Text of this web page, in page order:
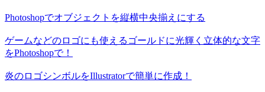
Photoshopでオブジェクトを縦横中央揃えにする
ゲームなどのロゴにも使えるゴールドに光輝く立体的な文字
をPhotoshopで！
炎のロゴシンボルをIllustratorで簡単に作成！